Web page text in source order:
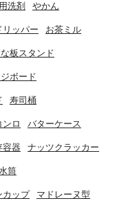
洗剤 やかん
リッパー お茶ミル
な板スタンド
ボード
寿司桶
ンロ バターケース
容器 ナッツクラッカー
筒
カップ マドレーヌ型